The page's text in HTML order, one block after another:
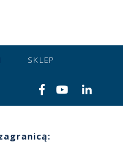
SKLEP